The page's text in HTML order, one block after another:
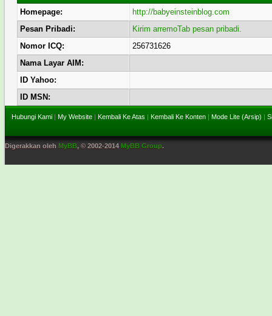
Homepage:
http://babyeinsteinblog.com
Pesan Pribadi:
Kirim arremoTab pesan pribadi.
Nomor ICQ:
256731626
Nama Layar AIM:
ID Yahoo:
ID MSN:
Hubungi Kami | My Website | Kembali Ke Atas | Kembali Ke Konten | Mode Lite (Arsip) |
Digerakkan oleh MyBB, © 2002-2014 MyBB Group.